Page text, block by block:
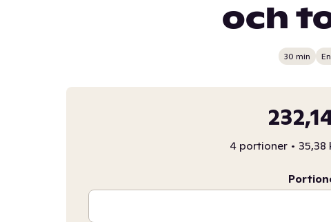
och
30 min
4 portioner • 35,38